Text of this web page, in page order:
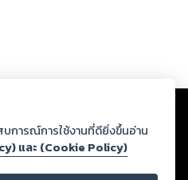
ไซต์และปรากฏว่าละเมิดสิทธิใน
ต่อกฎหมายและศีลธรรม ดังนั้น ผู้อ่าน
องด้วยตนเอง และหากท่านพบว่าส่วน
รุณาแจ้งมายังบริษัท เพื่อทีมงานจะได้
ขอสงวนลิขสิทธิ์ตามพระราชบัญญัติ
บการณ์การใช้งานที่ดียิ่งขึ้นอ่าน
และ (Cookie Policy)